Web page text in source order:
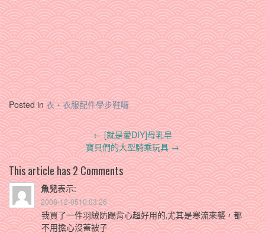
Posted in衣‧衣服配件學步鞋囉
Post
navigation
←[就是愛DIY]母乳皂
寶貝們的大型騎乘玩具→
This article has 2 Comments
魚兒表示:
2008-12-0510:03:26
我買了一件羽絨防踢背心超好用的,尤其是寒流來襲，都
不用擔心沒蓋被子